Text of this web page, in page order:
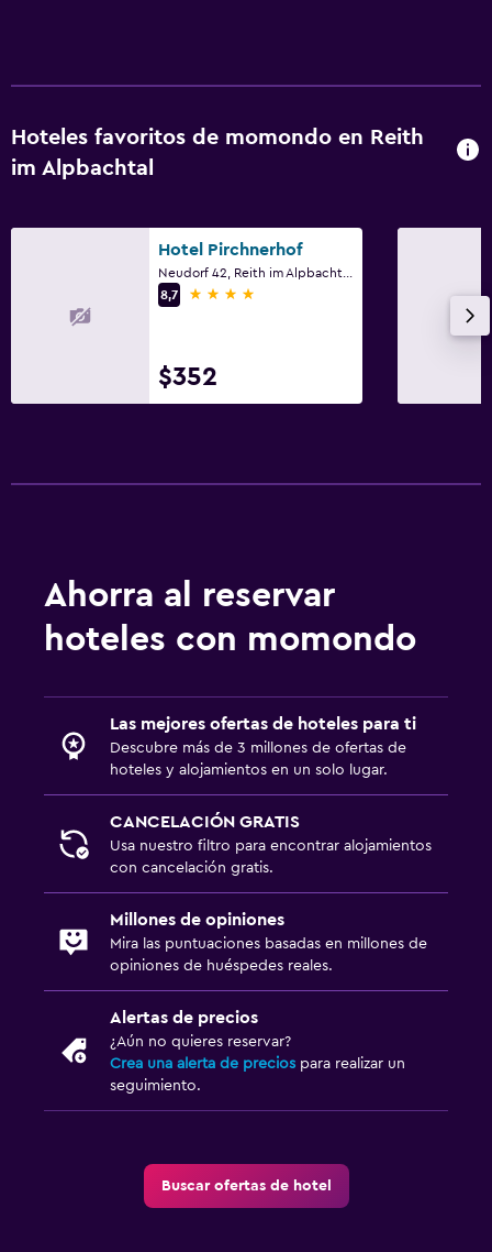
Hoteles favoritos de momondo en Reith
im Alpbachtal
Hotel Pirchnerhof
8,7
4 estrellas
$352
Ahorra al reservar
hoteles con momondo
Las mejores ofertas de hoteles para ti
Descubre más de 3 millones de ofertas de
hoteles y alojamientos en un solo lugar.
CANCELACIÓN GRATIS
Usa nuestro filtro para encontrar alojamientos
con cancelación gratis.
Millones de opiniones
Mira las puntuaciones basadas en millones de
opiniones de huéspedes reales.
Alertas de precios
¿Aún no quieres reservar?
Crea una alerta de precios para realizar un
seguimiento.
Buscar ofertas de hotel